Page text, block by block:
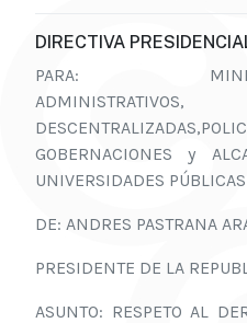
DIRECTIVA
PARA:
GOBERNACIONES y
UNIVERSIDADES
DE: ANDRES PASTRANA
PRESIDENTE DE LA
ASUNTO: RESPETO AL